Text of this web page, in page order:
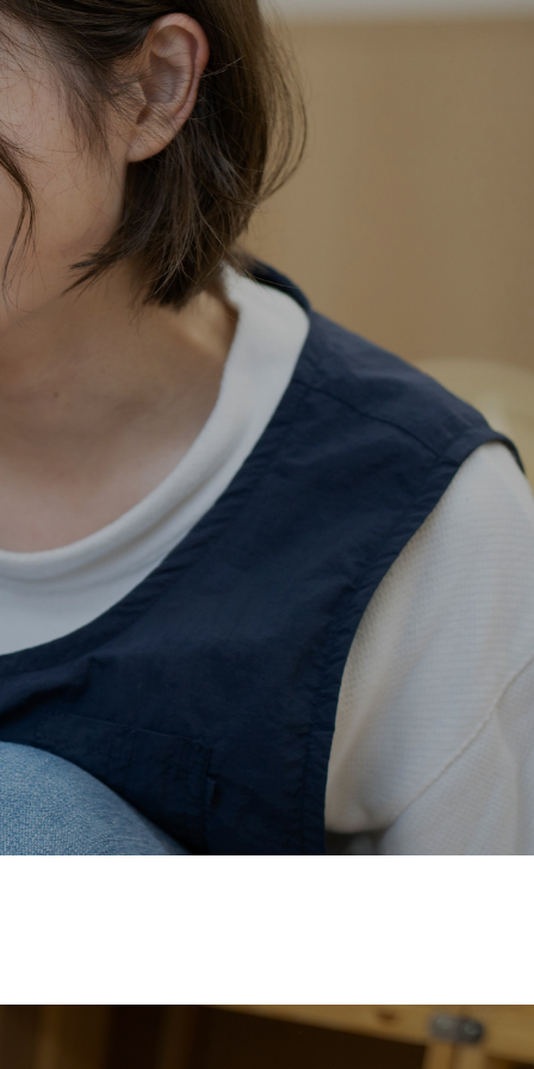
れ、厚生労働省の 【えるぼし認定(☆☆)】 を受けまし